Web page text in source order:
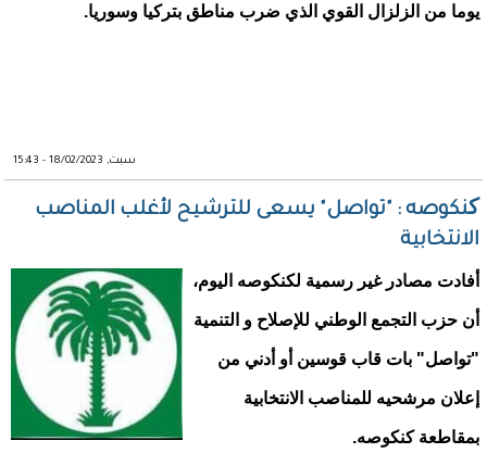
يوما من الزلزال القوي الذي ضرب مناطق بتركيا وسوريا.
سبت, 18/02/2023 - 15:43
کنكوصه : "تواصل" يسعى للترشيح لأغلب المناصب
الانتخابية
أفادت مصادر غير رسمية لكنكوصه اليوم،
أن حزب التجمع الوطني للإصلاح و التنمية
"تواصل" بات قاب قوسين أو أدني من
إعلان مرشحيه للمناصب الانتخابية
بمقاطعة كنكوصه.